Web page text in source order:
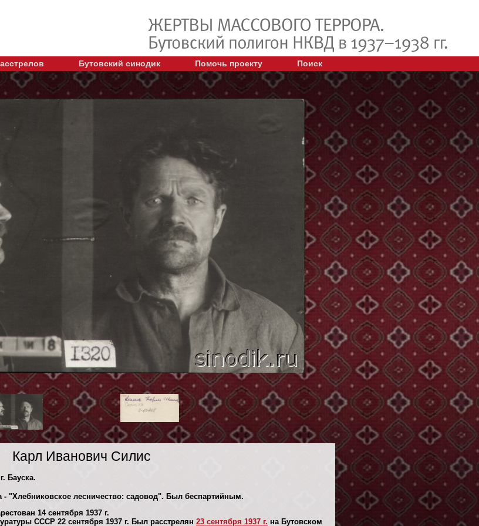
Бутовский синодик Помочь проекту Поиск
Карл Иванович Силис
Бауска.
"Хлебниковское лесничество: садовод". Был беспартийным.
14 сентября 1937 г.
СССР 22 сентября 1937 г. Был расстрелян 23 сентября 1937 г. на Бутовском